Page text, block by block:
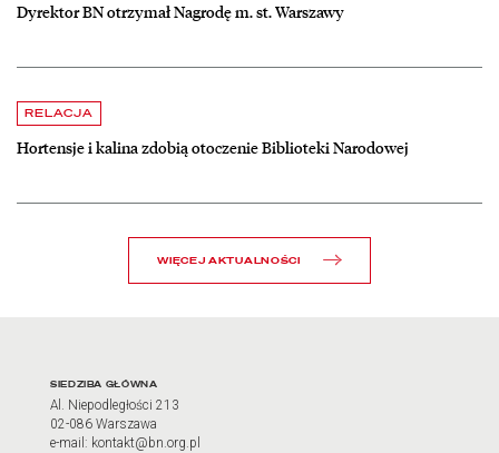
Dyrektor BN otrzymał Nagrodę m. st. Warszawy
RELACJA
Hortensje i kalina zdobią otoczenie Biblioteki Narodowej
czytaj więcej o Hortensje i kalina zdobią otoczenie Biblioteki
WIĘCEJ AKTUALNOŚCI
Adres oraz godziny
SIEDZIBA GŁÓWNA
Al. Niepodległości 213
02-086 Warszawa
e-mail: kontakt@bn.org.pl